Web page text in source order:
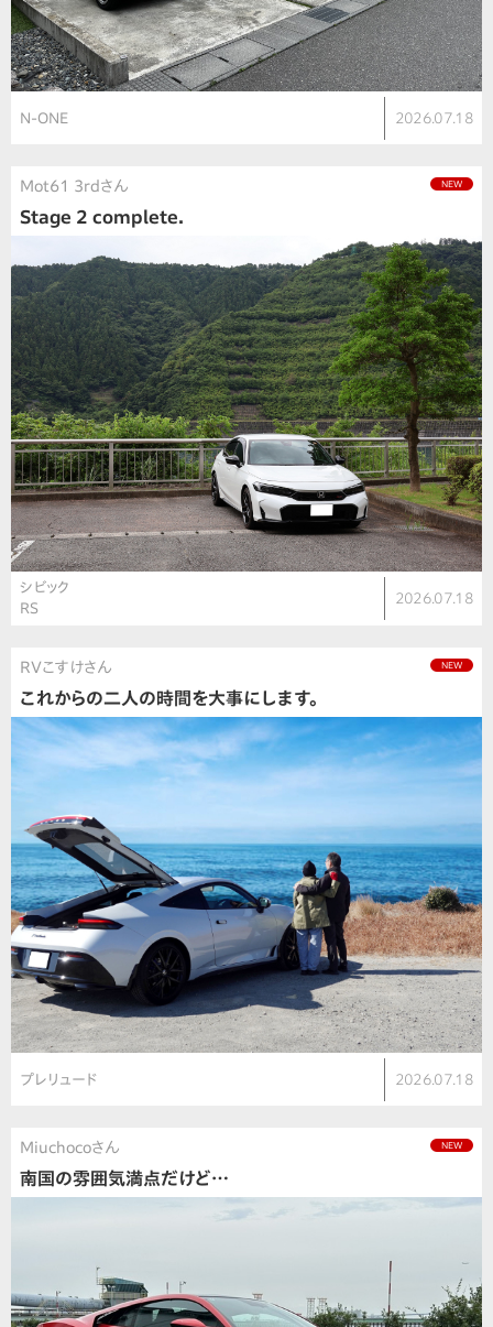
N-ONE 2026.07.18
NEW
Mot61 3rdさん
Stage 2 complete.
シビック
RS
2026.07.18
NEW
RVこすけさん
これからの二人の時間を大事にします。
プレリュード 2026.07.18
NEW
Miuchocoさん
南国の雰囲気満点だけど…